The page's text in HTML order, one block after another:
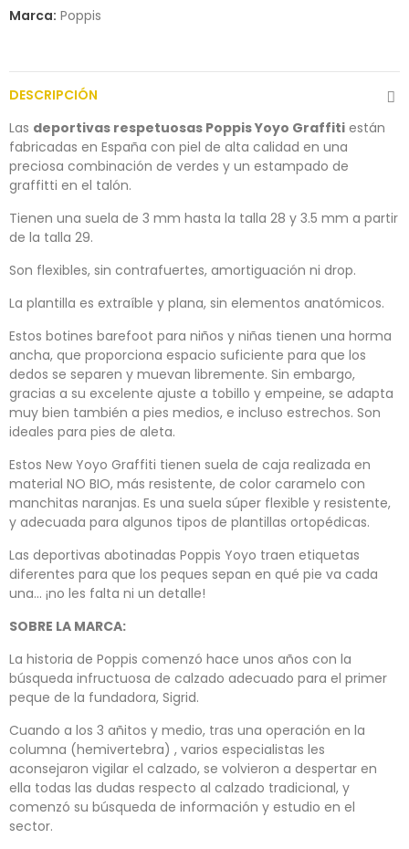
Marca: Poppis
DESCRIPCIÓN
Las deportivas respetuosas Poppis Yoyo Graffiti están
fabricadas en España con piel de alta calidad en una
preciosa combinación de verdes y un estampado de
graffitti en el talón.
Tienen una suela de 3 mm hasta la talla 28 y 3.5 mm a partir
de la talla 29.
Son flexibles, sin contrafuertes, amortiguación ni drop.
La plantilla es extraíble y plana, sin elementos anatómicos.
Estos botines barefoot para niños y niñas tienen una horma
ancha, que proporciona espacio suficiente para que los
dedos se separen y muevan libremente. Sin embargo,
gracias a su excelente ajuste a tobillo y empeine, se adapta
muy bien también a pies medios, e incluso estrechos. Son
ideales para pies de aleta.
Estos New Yoyo Graffiti tienen suela de caja realizada en
material NO BIO, más resistente, de color caramelo con
manchitas naranjas. Es una suela súper flexible y resistente,
y adecuada para algunos tipos de plantillas ortopédicas.
Las deportivas abotinadas Poppis Yoyo traen etiquetas
diferentes para que los peques sepan en qué pie va cada
una... ¡no les falta ni un detalle!
SOBRE LA MARCA:
La historia de Poppis comenzó hace unos años con la
búsqueda infructuosa de calzado adecuado para el primer
peque de la fundadora, Sigrid.
Cuando a los 3 añitos y medio, tras una operación en la
columna (hemivertebra) , varios especialistas les
aconsejaron vigilar el calzado, se volvieron a despertar en
ella todas las dudas respecto al calzado tradicional, y
comenzó su búsqueda de información y estudio en el
sector.